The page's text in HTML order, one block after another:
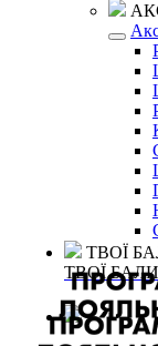
ТВОЇ
ТВОЇ БАЛИ